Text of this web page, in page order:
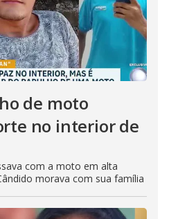
de moto
no interior de
com a moto em alta
morava com sua família